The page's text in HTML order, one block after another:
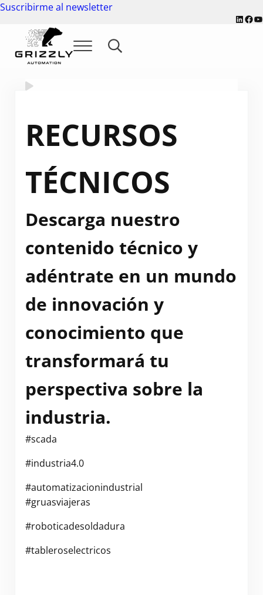
Saltar al contenido principal
Skip to header right navigation
Skip to site footer
Suscribirme al newsletter
Menu Search...
RECURSOS
TÉCNICOS
Descarga nuestro
contenido técnico y
adéntrate en un mundo
de innovación y
conocimiento que
transformará tu
perspectiva sobre la
industria.
#scada
#industria4.0
#automatizacionindustrial
#gruasviajeras
#roboticadesoldadura
#tableroselectricos